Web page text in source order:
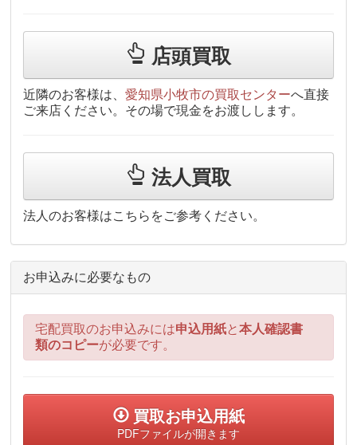
店頭買取
近隣のお客様は、愛知県小牧市の買取センターへ直接
ご来店ください。その場で現金をお渡しします。
法人買取
法人のお客様はこちらをご参考ください。
お申込みに必要なもの
宅配買取のお申込みには申込用紙と本人確認書
類のコピーが必要です。
買取お申込用紙
PDFファイルが開きます